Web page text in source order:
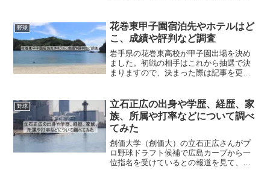
腕でしたが、今も変わらず蓄えられたヒ
ゲが渋くて本当に格好い...
野球
花巻東甲子園宿泊先やホテルはど
こ、成績や評判など調査
岩手県の花巻東高校が甲子園出場を決め
ました。初戦の相手はこれから抽選で決
まりますので、決まった際は記事を更新
ると宿泊先やホテルって気になりますよ
ね。そこで今回は、...
野球
立石正広の出身や学歴、経歴、家
族、所属や打率などについて調べ
てみた
創価大学（創価大）の立石正広さんがプ
ロ野球ドラフト候補で広島カープから一
位指名を受けているとの報道を見て、に